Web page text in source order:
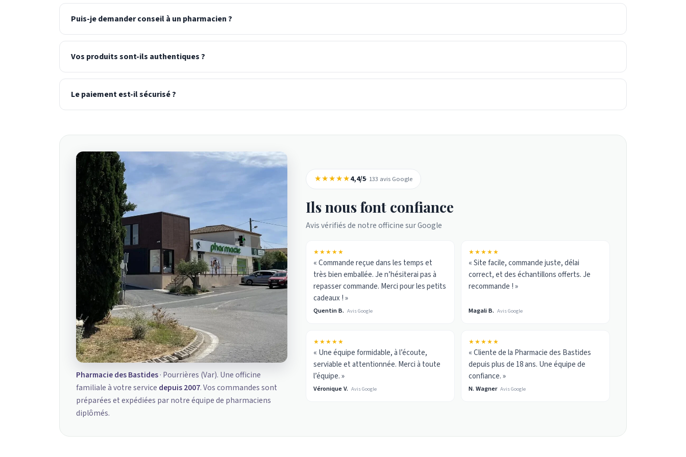
Puis-je demander conseil à un pharmacien ?
Vos produits sont-ils authentiques ?
Le paiement est-il sécurisé ?
Pharmacie des Bastides· Pourrières (Var). Une officine
familiale à votre service depuis 2007. Vos commandes sont
préparées et expédiées par notre équipe de pharmaciens
diplômés.
★★★★★4,4/5· 133 avis Google
Ils nous font confiance
Avis vérifiés de notre officine sur Google
★★★★★
« Commande reçue dans les temps et
très bien emballée. Je n’hésiterai pas à
repasser commande. Merci pour les petits
cadeaux ! »
Quentin B. Avis Google
★★★★★
« Site facile, commande juste, délai
correct, et des échantillons offerts. Je
recommande ! »
Magali B. Avis Google
★★★★★
« Une équipe formidable, à l’écoute,
serviable et attentionnée. Merci à toute
l’équipe. »
Véronique V. Avis Google
★★★★★
« Cliente de la Pharmacie des Bastides
depuis plus de 18 ans. Une équipe de
confiance. »
N. Wagner Avis Google